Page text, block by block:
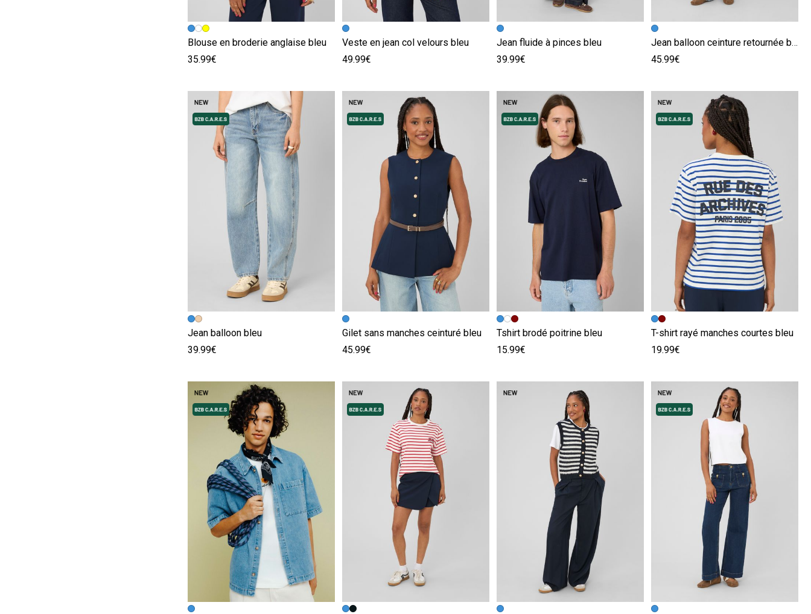
Image précédente
Image suivante
Blouse en broderie anglaise bleu
35.99€
Image précédente
Image suivante
Veste en jean col velours bleu
49.99€
Image précédente
Image suivante
Jean fluide à pinces bleu
39.99€
Image précédente
Image suivante
Jean balloon ceinture retournée bleu
45.99€
Image précédente
Image suivante
Jean balloon bleu
39.99€
Image précédente
Image suivante
Gilet sans manches ceinturé bleu
45.99€
Image précédente
Image suivante
Tshirt brodé poitrine bleu
15.99€
Image précédente
Image suivante
T-shirt rayé manches courtes bleu
19.99€
Image précédente
Image suivante
Image précédente
Image suivante
Image précédente
Image suivante
Image précédente
Image suivante